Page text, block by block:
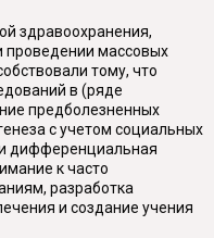
здравоохранения,
проведении массовых
тому, что
в (ряде
предболезненных
с учетом социальных
дифференциальная
к часто
разработка
и создание учения